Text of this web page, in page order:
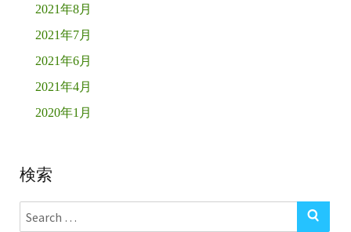
2021年8月
2021年7月
2021年6月
2021年4月
2020年1月
検索
Search